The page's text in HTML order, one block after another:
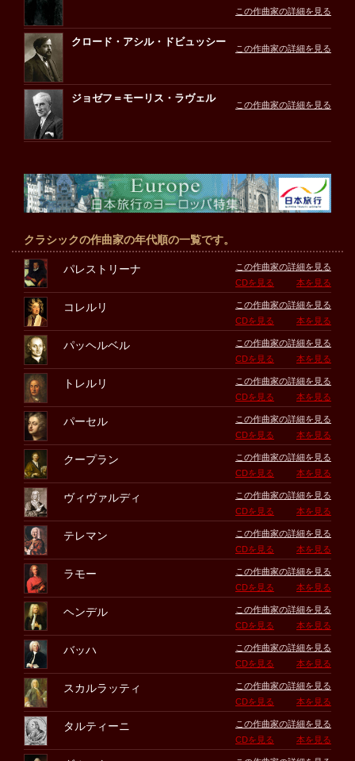
この作曲家の詳細を見る
クロード・アシル・ドビュッシー
この作曲家の詳細を見る
ジョゼフ＝モーリス・ラヴェル
この作曲家の詳細を見る
クラシックの作曲家の年代順の一覧です。
パレストリーナ
この作曲家の詳細を見る
CDを見る
本を見る
コレルリ
この作曲家の詳細を見る
CDを見る
本を見る
パッヘルベル
この作曲家の詳細を見る
CDを見る
本を見る
トレルリ
この作曲家の詳細を見る
CDを見る
本を見る
パーセル
この作曲家の詳細を見る
CDを見る
本を見る
クープラン
この作曲家の詳細を見る
CDを見る
本を見る
ヴィヴァルディ
この作曲家の詳細を見る
CDを見る
本を見る
テレマン
この作曲家の詳細を見る
CDを見る
本を見る
ラモー
この作曲家の詳細を見る
CDを見る
本を見る
ヘンデル
この作曲家の詳細を見る
CDを見る
本を見る
バッハ
この作曲家の詳細を見る
CDを見る
本を見る
スカルラッティ
この作曲家の詳細を見る
CDを見る
本を見る
タルティーニ
この作曲家の詳細を見る
CDを見る
本を見る